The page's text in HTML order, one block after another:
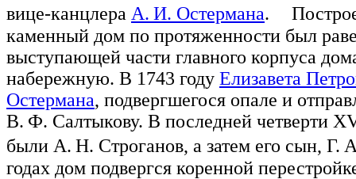
вице-канцлера А. И. Остермана.
каменный дом по протяженности был
выступающей части главного корпуса
набережную. В 1743 году Елизавета
Остермана, подвергшегося опале и
В. Ф. Салтыкову. В последней четверти
были А. Н. Строганов, а затем его сын,
годах дом подвергся коренной